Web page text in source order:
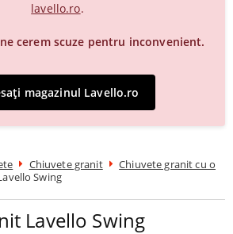
lavello.ro.
cerem scuze pentru inconvenient.
magazinul Lavello.ro
Chiuvete granit
Chiuvete granit cu o
Swing
Lavello Swing